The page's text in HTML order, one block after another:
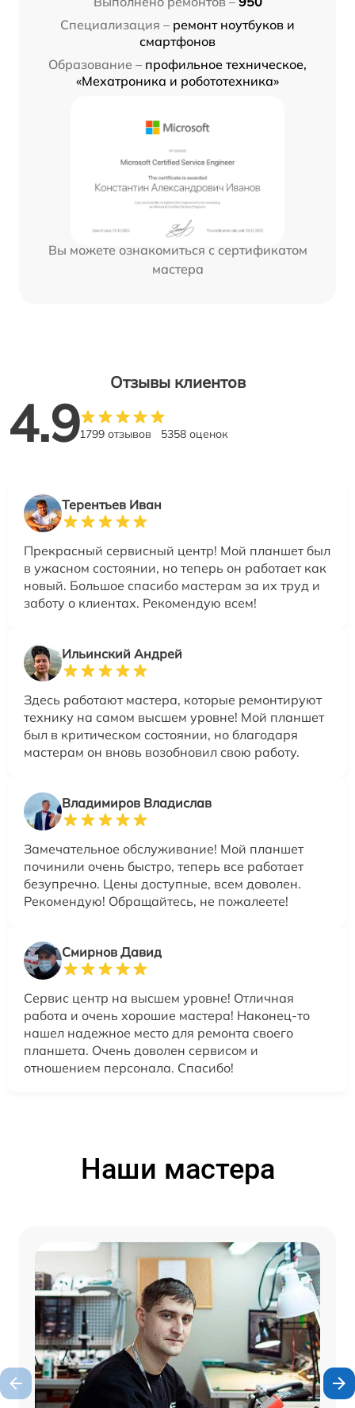
Специализация – ремонт ноутбуков и
смартфонов
Образование – профильное техническое,
«Мехатроника и робототехника»
Вы можете ознакомиться с сертификатом
мастера
Отзывы клиентов
4.91799 отзывов 5358 оценок
Терентьев Иван
Прекрасный сервисный центр! Мой планшет был
в ужасном состоянии, но теперь он работает как
новый. Большое спасибо мастерам за их труд и
заботу о клиентах. Рекомендую всем!
Ильинский Андрей
Здесь работают мастера, которые ремонтируют
технику на самом высшем уровне! Мой планшет
был в критическом состоянии, но благодаря
мастерам он вновь возобновил свою работу.
Владимиров Владислав
Замечательное обслуживание! Мой планшет
починили очень быстро, теперь все работает
безупречно. Цены доступные, всем доволен.
Рекомендую! Обращайтесь, не пожалеете!
Смирнов Давид
Сервис центр на высшем уровне! Отличная
работа и очень хорошие мастера! Наконец-то
нашел надежное место для ремонта своего
планшета. Очень доволен сервисом и
отношением персонала. Спасибо!
Наши мастера